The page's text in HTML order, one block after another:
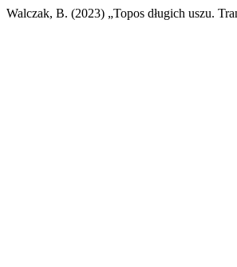
Walczak, B. (2023) „Topos długich uszu.